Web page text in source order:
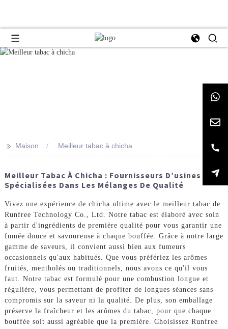
>> Maison Meilleur tabac à chicha
Meilleur Tabac À Chicha : Fournisseurs D’usines
Spécialisées Dans Les Mélanges De Qualité
Vivez une expérience de chicha ultime avec le meilleur tabac de
Runfree Technology Co., Ltd. Notre tabac est élaboré avec soin
à partir d'ingrédients de première qualité pour vous garantir une
fumée douce et savoureuse à chaque bouffée. Grâce à notre large
gamme de saveurs, il convient aussi bien aux fumeurs
occasionnels qu'aux habitués. Que vous préfériez les arômes
fruités, mentholés ou traditionnels, nous avons ce qu'il vous
faut. Notre tabac est formulé pour une combustion longue et
régulière, vous permettant de profiter de longues séances sans
compromis sur la saveur ni la qualité. De plus, son emballage
préserve la fraîcheur et les arômes du tabac, pour que chaque
bouffée soit aussi agréable que la première. Choisissez Runfree